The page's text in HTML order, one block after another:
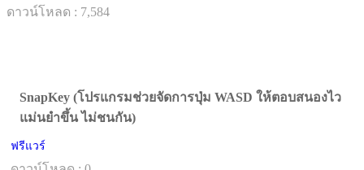
ดาวน์โหลด : 7,584
SnapKey (โปรแกรมช่วยจัดการปุ่ม WASD ให้ตอบสนองไว
แม่นยำขึ้น ไม่ชนกัน)
ฟรีแวร์